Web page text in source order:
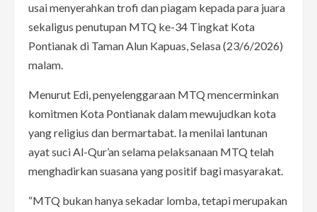
usai menyerahkan trofi dan piagam kepada para juara
sekaligus penutupan MTQ ke-34 Tingkat Kota
Pontianak di Taman Alun Kapuas, Selasa (23/6/2026)
malam.
Menurut Edi, penyelenggaraan MTQ mencerminkan
komitmen Kota Pontianak dalam mewujudkan kota
yang religius dan bermartabat. Ia menilai lantunan
ayat suci Al-Qur’an selama pelaksanaan MTQ telah
menghadirkan suasana yang positif bagi masyarakat.
“MTQ bukan hanya sekadar lomba, tetapi merupakan